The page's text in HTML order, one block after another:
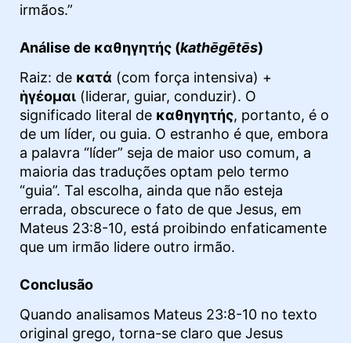
irmãos.”
Análise de καθηγητής (kathēgētēs)
Raiz: de κατά (com força intensiva) +
ἡγέομαι (liderar, guiar, conduzir). O
significado literal de καθηγητής, portanto, é o
de um líder, ou guia. O estranho é que, embora
a palavra “líder” seja de maior uso comum, a
maioria das traduções optam pelo termo
“guia”. Tal escolha, ainda que não esteja
errada, obscurece o fato de que Jesus, em
Mateus 23:8-10, está proibindo enfaticamente
que um irmão lidere outro irmão.
Conclusão
Quando analisamos Mateus 23:8-10 no texto
original grego, torna-se claro que Jesus